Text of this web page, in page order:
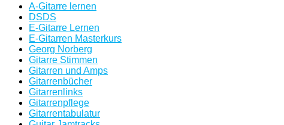
A-Gitarre lernen
DSDS
E-Gitarre Lernen
E-Gitarren Masterkurs
Georg Norberg
Gitarre Stimmen
Gitarren und Amps
Gitarrenbücher
Gitarrenlinks
Gitarrenpflege
Gitarrentabulatur